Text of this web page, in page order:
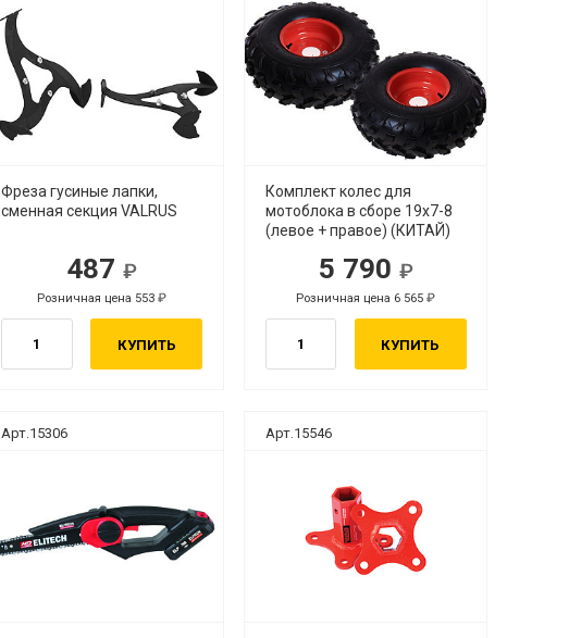
Фреза гусиные лапки,
сменная секция VALRUS
487
Розничная цена 553
КУПИТЬ
Комплект колес для
мотоблока в сборе 19х7-8
(левое + правое) (КИТАЙ)
5 790
Розничная цена 6 565
КУПИТЬ
Арт.15306 Арт.15546